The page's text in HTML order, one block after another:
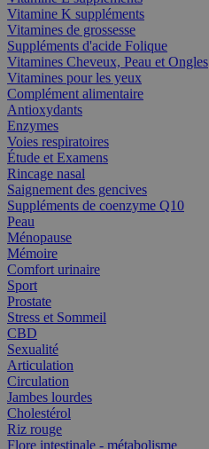
Vitamine K suppléments
Vitamines de grossesse
Suppléments d'acide Folique
Vitamines Cheveux, Peau et Ongles
Vitamines pour les yeux
Complément alimentaire
Antioxydants
Enzymes
Voies respiratoires
Étude et Examens
Rincage nasal
Saignement des gencives
Suppléments de coenzyme Q10
Peau
Ménopause
Mémoire
Comfort urinaire
Sport
Prostate
Stress et Sommeil
CBD
Sexualité
Articulation
Circulation
Jambes lourdes
Cholestérol
Riz rouge
Flore intestinale - métabolisme